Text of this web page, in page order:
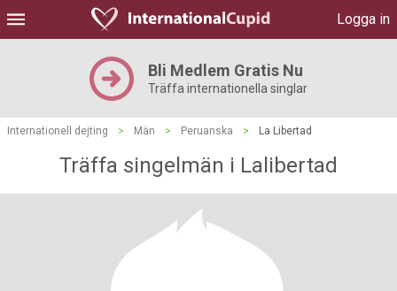
Logga in
Bli Medlem Gratis Nu
Träffa internationella singlar
Internationell dejting > Män > Peruanska > La Libertad
Träffa singelmän i Lalibertad